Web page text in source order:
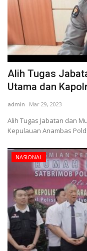
Alih Tugas
Utama dan
admin Mar 29, 2023
Alih Tugas Jabatan dan
Kepulauan Anambas
NASIONAL